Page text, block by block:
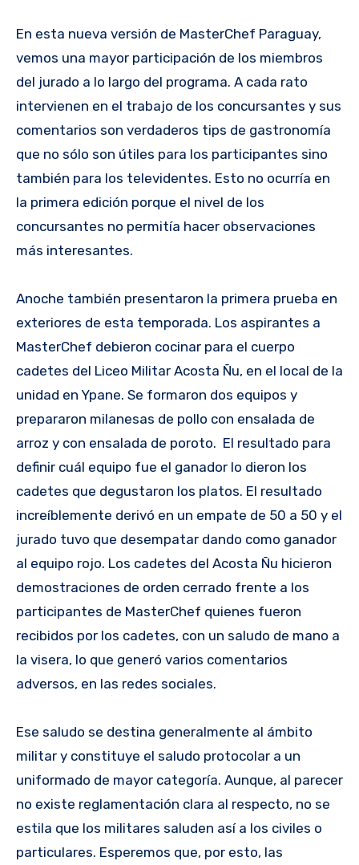
En esta nueva versión de MasterChef Paraguay,
vemos una mayor participación de los miembros
del jurado a lo largo del programa. A cada rato
intervienen en el trabajo de los concursantes y sus
comentarios son verdaderos tips de gastronomía
que no sólo son útiles para los participantes sino
también para los televidentes. Esto no ocurría en
la primera edición porque el nivel de los
concursantes no permitía hacer observaciones
más interesantes.
Anoche también presentaron la primera prueba en
exteriores de esta temporada. Los aspirantes a
MasterChef debieron cocinar para el cuerpo
cadetes del Liceo Militar Acosta Ñu, en el local de la
unidad en Ypane. Se formaron dos equipos y
prepararon milanesas de pollo con ensalada de
arroz y con ensalada de poroto. El resultado para
definir cuál equipo fue el ganador lo dieron los
cadetes que degustaron los platos. El resultado
increíblemente derivó en un empate de 50 a 50 y el
jurado tuvo que desempatar dando como ganador
al equipo rojo. Los cadetes del Acosta Ñu hicieron
demostraciones de orden cerrado frente a los
participantes de MasterChef quienes fueron
recibidos por los cadetes, con un saludo de mano a
la visera, lo que generó varios comentarios
adversos, en las redes sociales.
Ese saludo se destina generalmente al ámbito
militar y constituye el saludo protocolar a un
uniformado de mayor categoría. Aunque, al parecer
no existe reglamentación clara al respecto, no se
estila que los militares saluden así a los civiles o
particulares. Esperemos que, por esto, las